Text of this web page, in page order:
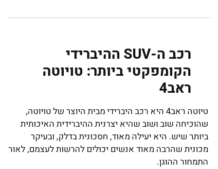
רכב ה-SUV ההיברידי
הקומפקטי ביותר: טויוטה
ראב4
טיוטה ראב4 היא רכב היברידי מבית היוצר של טויוטה,
שהוכיחה שוב ושוב שהיא יצרנית ההיברידית האיכותית
ביותר שיש. היא יעילה מאוד, חסכונית בדלק, ובעיקר
מכונית שהרבה מאוד אנשים יכולים להרשות לעצמם, לאור
התמחור ההוגן.